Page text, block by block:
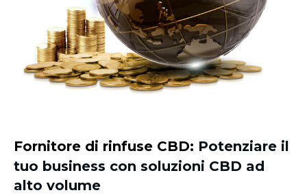
Fornitore di rinfuse CBD: Potenziare il
tuo business con soluzioni CBD ad
alto volume